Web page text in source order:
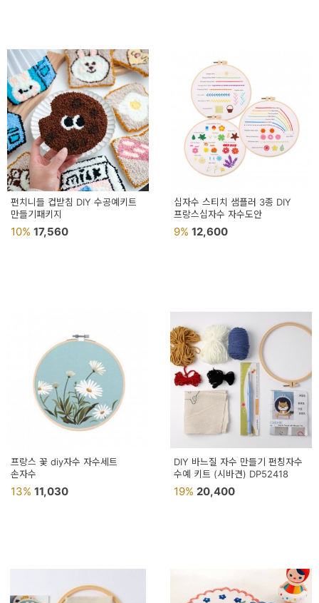
펀치니들 컵받침 DIY 수공예키트
만들기패키지
10% 17,560
십자수 스티치 샘플러 3종 DIY
프랑스십자수 자수도안
9% 12,600
프랑스 꽃 diy자수 자수세트
손자수
13% 11,030
DIY 바느질 자수 만들기 펀칭자수
수예 키트 (시바견) DP52418
19% 20,400